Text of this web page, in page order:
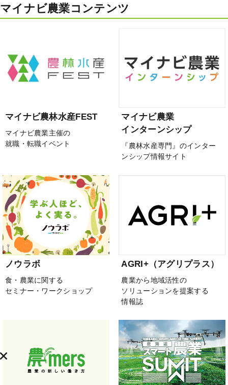
マイナビ農業コンテンツ
マイナビ農林水産FEST
マイナビ農業主催の
就職・転職イベント
マイナビ農業
インターンシップ
『農林水産専門』のインター
ンシップ情報サイト
ノウラボ
食・農業に関する
セミナー・ワークショップ
AGRI+（アグリプラス）
農業から地域活性の
ソリューションを提案する
情報誌